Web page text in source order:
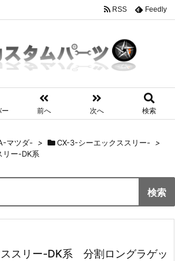
前へ 次へ 検索
RSS Feedly
マツダ- > CX-3-シーエックススリー-
>
リー-DK系
スリー-DK系 分割ロングラゲッ